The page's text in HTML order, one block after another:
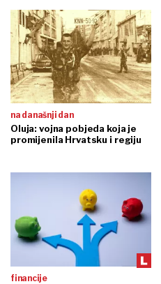
na današnji dan
Oluja: vojna pobjeda koja je
promijenila Hrvatsku i regiju
financije